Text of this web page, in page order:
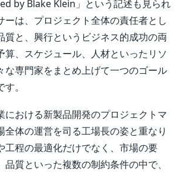
by Blake Klein」という記述も見られ
ーは、プロジェクト全体の責任者とし
質と、興行というビジネス的成功の両
算、スケジュール、人材といったリソ
な専門家をまとめ上げて一つのゴール
。
における新製品開発のプロジェクトマ
全体の運営を司る工場長の姿と重なり
工程の最適化だけでなく、市場の要
質といった複数の制約条件の中で、